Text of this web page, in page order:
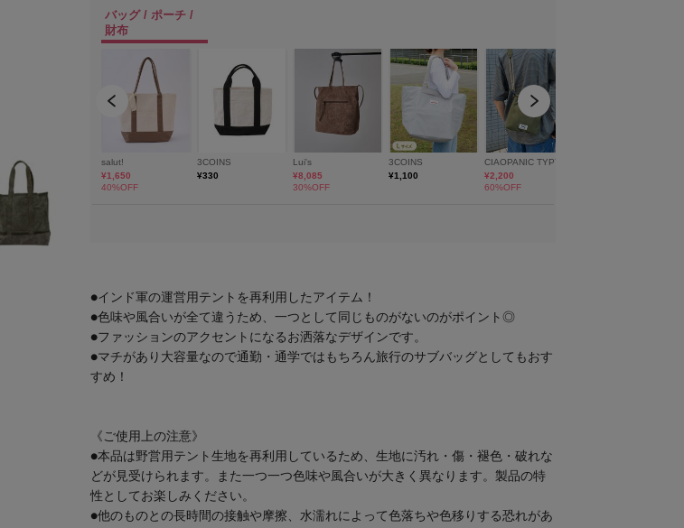
●インド軍の運営用テントを再利用したアイテム！
●色味や風合いが全て違うため、一つとして同じものがないのがポイント◎
●ファッションのアクセントになるお洒落なデザインです。
●マチがあり大容量なので通勤・通学ではもちろん旅行のサブバッグとしてもおす
すめ！
《ご使用上の注意》
●本品は野営用テント生地を再利用しているため、生地に汚れ・傷・褪色・破れな
どが見受けられます。また一つ一つ色味や風合いが大きく異なります。製品の特
性としてお楽しみください。
●他のものとの長時間の接触や摩擦、水濡れによって色落ちや色移りする恐れがあ